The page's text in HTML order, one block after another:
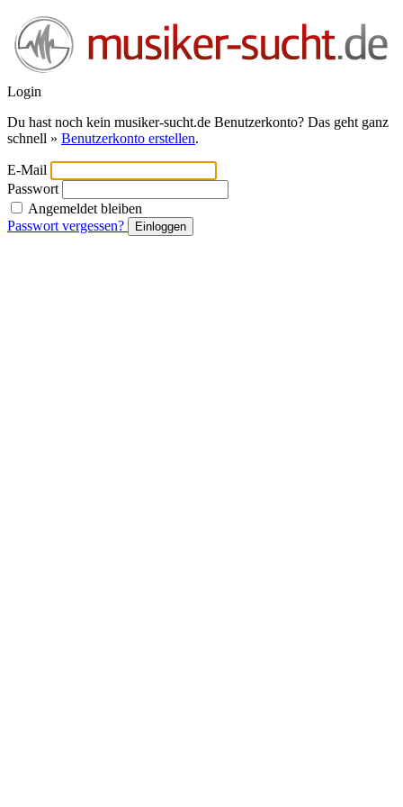
Login
Du hast noch kein musiker-sucht.de Benutzerkonto? Das geht ganz
schnell » Benutzerkonto erstellen.
E-Mail
Passwort
Angemeldet bleiben
Passwort vergessen?
Einloggen